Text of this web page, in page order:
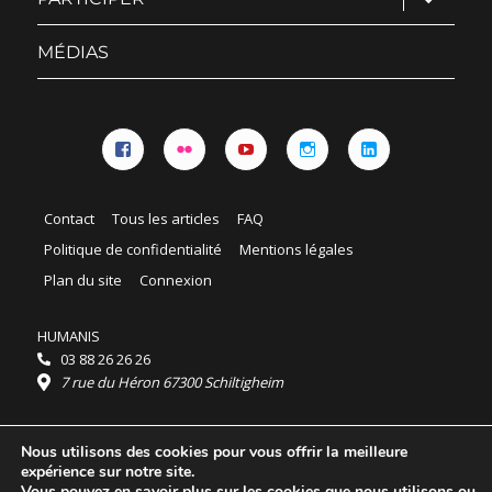
le
sous-
MÉDIAS
Contact Tous les articles
FAQ
Politique de confidentialité
Mentions légales
Plan du site
Connexion
HUMANIS
03 88 26 26 26
7 rue du Héron 67300 Schiltigheim
Horaires :
HUMANIS : du lundi au vendredi 9h - 18h
Ordidocaz : du lundi au vendredi 8h - 19h
Nous utilisons des cookies pour vous offrir la meilleure
expérience sur notre site.